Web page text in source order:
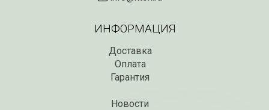
ИНФОРМАЦИЯ
Доставка
Оплата
Гарантия
Новости